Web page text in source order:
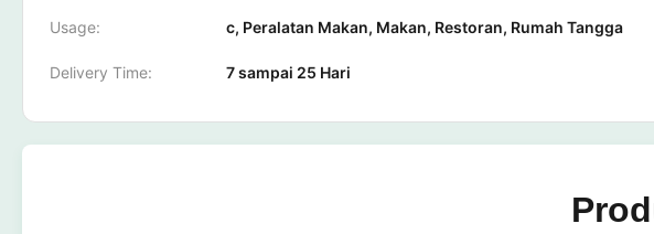
Usage: c, Peralatan Makan, Makan, Restoran, Rumah Tangga
Delivery Time: 7 sampai 25 Hari